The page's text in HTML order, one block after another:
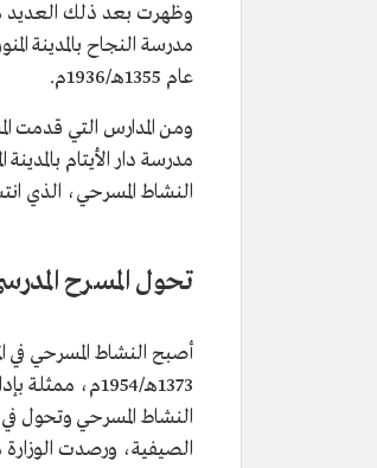
وظهرت بعد ذلك العديد
مدرسة النجاح بالمدينة
عام 1355هـ/1936م.
مدرسة دار الأيتام
النشاط المسرحي، الذي
تحول المسرح
أصبح النشاط المسرحي في
1373هـ/1954م،
الصيفية، ورصدت الوزارة